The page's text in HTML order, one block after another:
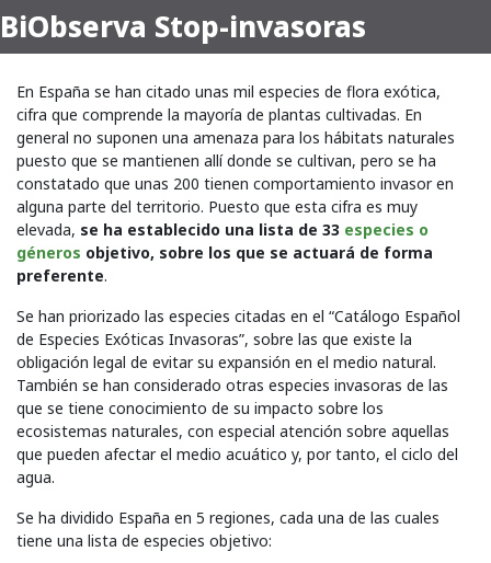
BiObserva Stop-invasoras
En España se han citado unas mil especies de flora exótica,
cifra que comprende la mayoría de plantas cultivadas. En
general no suponen una amenaza para los hábitats naturales
puesto que se mantienen allí donde se cultivan, pero se ha
constatado que unas 200 tienen comportamiento invasor en
alguna parte del territorio. Puesto que esta cifra es muy
elevada, se ha establecido una lista de 33 especies o
géneros objetivo, sobre los que se actuará de forma
preferente.
Se han priorizado las especies citadas en el “Catálogo Español
de Especies Exóticas Invasoras”, sobre las que existe la
obligación legal de evitar su expansión en el medio natural.
También se han considerado otras especies invasoras de las
que se tiene conocimiento de su impacto sobre los
ecosistemas naturales, con especial atención sobre aquellas
que pueden afectar el medio acuático y, por tanto, el ciclo del
agua.
Se ha dividido España en 5 regiones, cada una de las cuales
tiene una lista de especies objetivo: